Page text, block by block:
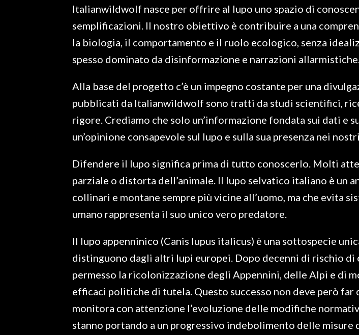
Italianwildwolf nasce per offrire al lupo uno spazio di
semplificazioni. Il nostro obiettivo è contribuire a una
la biologia, il comportamento e il ruolo ecologico, senza
spesso dominato da disinformazione e narrazioni
Alla base del progetto c’è un impegno costante per una
pubblicati da Italianwildwolf sono tratti da studi scientifici,
rigore. Crediamo che solo un’informazione fondata sui dati e
un’opinione consapevole sul lupo e sulla sua presenza nei
Difendere il lupo significa prima di tutto conoscerlo. Molti
parziale o distorta dell’animale. Il lupo selvatico italiano è un
collinari e montane sempre più vicine all’uomo, ma che evita
umano rappresenta il suo unico vero predatore.
Il lupo appenninico (Canis lupus italicus) è una sottospecie
distinguono dagli altri lupi europei. Dopo decenni di rischio
permesso la ricolonizzazione degli Appennini, delle Alpi e di
efficaci politiche di tutela. Questo successo non deve però
monitora con attenzione l’evoluzione delle modifiche
stanno portando a un progressivo indebolimento delle misure